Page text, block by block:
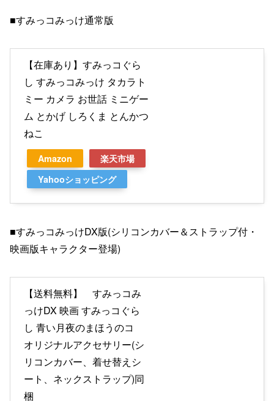
■すみっコみっけ通常版
【在庫あり】すみっコぐら
し すみっコみっけ タカラト
ミー カメラ お世話 ミニゲー
ム とかげ しろくま とんかつ
ねこ
Amazon
楽天市場
Yahooショッピング
■すみっコみっけDX版(シリコンカバー＆ストラップ付・
映画版キャラクター登場)
【送料無料】 すみっコみ
っけDX 映画 すみっコぐら
し 青い月夜のまほうのコ
オリジナルアクセサリー(シ
リコンカバー、着せ替えシ
ート、ネックストラップ)同
梱